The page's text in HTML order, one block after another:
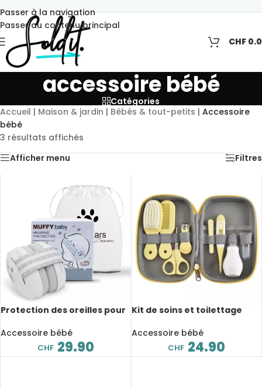
Passer à la navigation
Passer au contenu principal
CHF
accessoire bébé
Catégories
Accueil | Maison & jardin | Bébés & tout-petits | Accessoire
bébé
3 résultats affichés
Afficher menu
Filtres
Protection des oreilles pour
réduction du bruit, améliore
le sommeil
Accessoire bébé
CHF 29.90
Kit de soins et toilettage
ans
Accessoire bébé
CHF 24.90